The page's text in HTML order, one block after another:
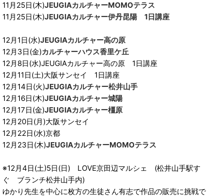
11月25日(木)JEUGIAカルチャーMOMOテラス
11月25日(木)JEUGIAカルチャー伊丹昆陽 1日講座
12月1日(水)JEUGIAカルチャー高の原
12月3日(金)カルチャーハウス香里ケ丘
12月8日(水)JEUGIAカルチャー高の原 1日講座
12月11日(土)大阪サンセイ 1日講座
12月14日(火)JEUGIAカルチャー松井山手
12月16日(木)JEUGIAカルチャー城陽
12月17日(金)JEUGIAカルチャー橿原
12月20日(月)大阪サンセイ
12月22日(水)京都
12月23日(木)JEUGIAカルチャーMOMOテラス
※12月4日(土)5日(日) LOVE京田辺マルシェ (松井山手駅す
ぐ ブランチ松井山手内)
ゆかり先生を中心に枚方の生徒さん有志で作品の販売に挑戦で